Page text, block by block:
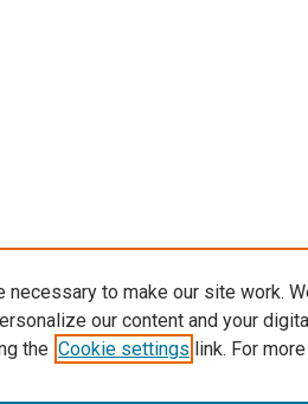
necessary to make our site work.
our content and your
the Cookie settings link. For